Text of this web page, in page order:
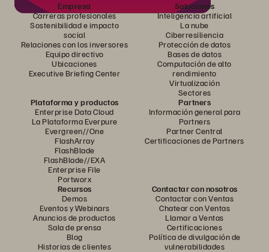
Empresa
Carreras profesionales
Sostenibilidad e impacto
social
Relaciones con los inversores
Equipo directivo
Ubicaciones
Executive Briefing Center
Soluciones
Inteligencia artificial
La nube
Ciberresiliencia
Protección de datos
Bases de datos
Computación de alto
rendimiento
Virtualización
Sectores
Plataforma y productos
Enterprise Data Cloud
La Plataforma Everpure
Evergreen//One
FlashArray
FlashBlade
FlashBlade//EXA
Enterprise File
Portworx
Partners
Información general para
Partners
Partner Central
Certificaciones de Partners
Recursos
Demos
Eventos y Webinars
Anuncios de productos
Sala de prensa
Blog
Historias de clientes
Contactar con nosotros
Contactar con Ventas
Chatear con Ventas
Llamar a Ventas
Certificaciones
Política de divulgación de
vulnerabilidades